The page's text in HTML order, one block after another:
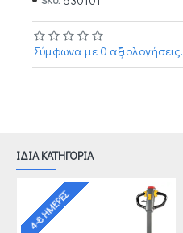
Σύμφωνα με 0 αξιολογήσεις.
ΙΔΙΑ ΚΑΤΗΓΟΡΙΑ
4-8 ΗΜΈΡΕΣ